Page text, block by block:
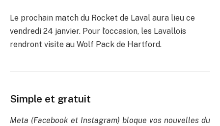
Le prochain match du Rocket de Laval aura lieu ce
vendredi 24 janvier. Pour l’occasion, les Lavallois
rendront visite au Wolf Pack de Hartford.
Simple et gratuit
Meta (Facebook et Instagram) bloque vos nouvelles du